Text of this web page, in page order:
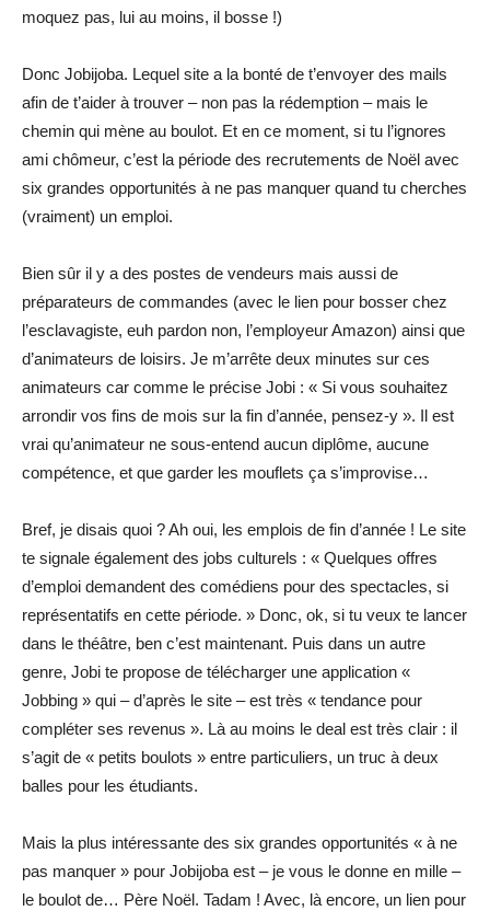
moquez pas, lui au moins, il bosse !)
Donc Jobijoba. Lequel site a la bonté de t’envoyer des mails
afin de t’aider à trouver – non pas la rédemption – mais le
chemin qui mène au boulot. Et en ce moment, si tu l’ignores
ami chômeur, c’est la période des recrutements de Noël avec
six grandes opportunités à ne pas manquer quand tu cherches
(vraiment) un emploi.
Bien sûr il y a des postes de vendeurs mais aussi de
préparateurs de commandes (avec le lien pour bosser chez
l’esclavagiste, euh pardon non, l’employeur Amazon) ainsi que
d’animateurs de loisirs. Je m’arrête deux minutes sur ces
animateurs car comme le précise Jobi : « Si vous souhaitez
arrondir vos fins de mois sur la fin d’année, pensez-y ». Il est
vrai qu’animateur ne sous-entend aucun diplôme, aucune
compétence, et que garder les mouflets ça s’improvise…
Bref, je disais quoi ? Ah oui, les emplois de fin d’année ! Le site
te signale également des jobs culturels : « Quelques offres
d’emploi demandent des comédiens pour des spectacles, si
représentatifs en cette période. » Donc, ok, si tu veux te lancer
dans le théâtre, ben c’est maintenant. Puis dans un autre
genre, Jobi te propose de télécharger une application «
Jobbing » qui – d’après le site – est très « tendance pour
compléter ses revenus ». Là au moins le deal est très clair : il
s’agit de « petits boulots » entre particuliers, un truc à deux
balles pour les étudiants.
Mais la plus intéressante des six grandes opportunités « à ne
pas manquer » pour Jobijoba est – je vous le donne en mille –
le boulot de… Père Noël. Tadam ! Avec, là encore, un lien pour